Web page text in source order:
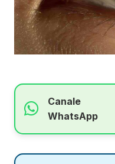
Canale
WhatsApp